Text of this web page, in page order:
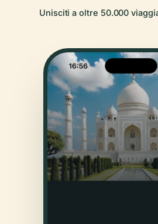
Unisciti a oltre 50.000